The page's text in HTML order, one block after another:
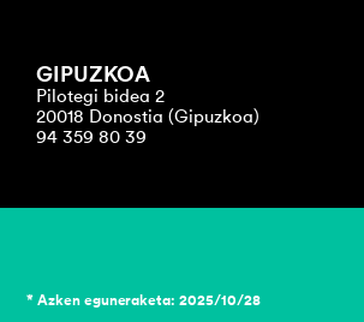
GIPUZKOA
Pilotegi bidea 2
20018 Donostia (Gipuzkoa)
94 359 80 39
* Azken eguneraketa: 2025/10/28